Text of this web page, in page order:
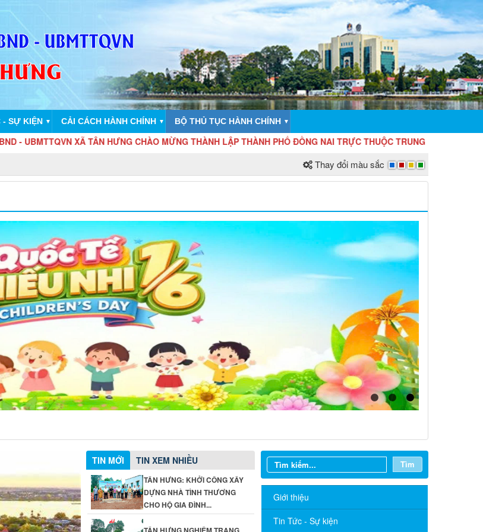
- SỰ KIỆN ▼ CẢI CÁCH HÀNH CHÍNH ▼ BỘ THỦ TỤC HÀNH CHÍNH ▼
XÃ TÂN HƯNG CHÀO MỪNG THÀNH LẬP THÀNH PHỐ ĐỒNG NAI TRỰC THUỘC TRUNG ƯƠNG
Thay đổi màu sắc